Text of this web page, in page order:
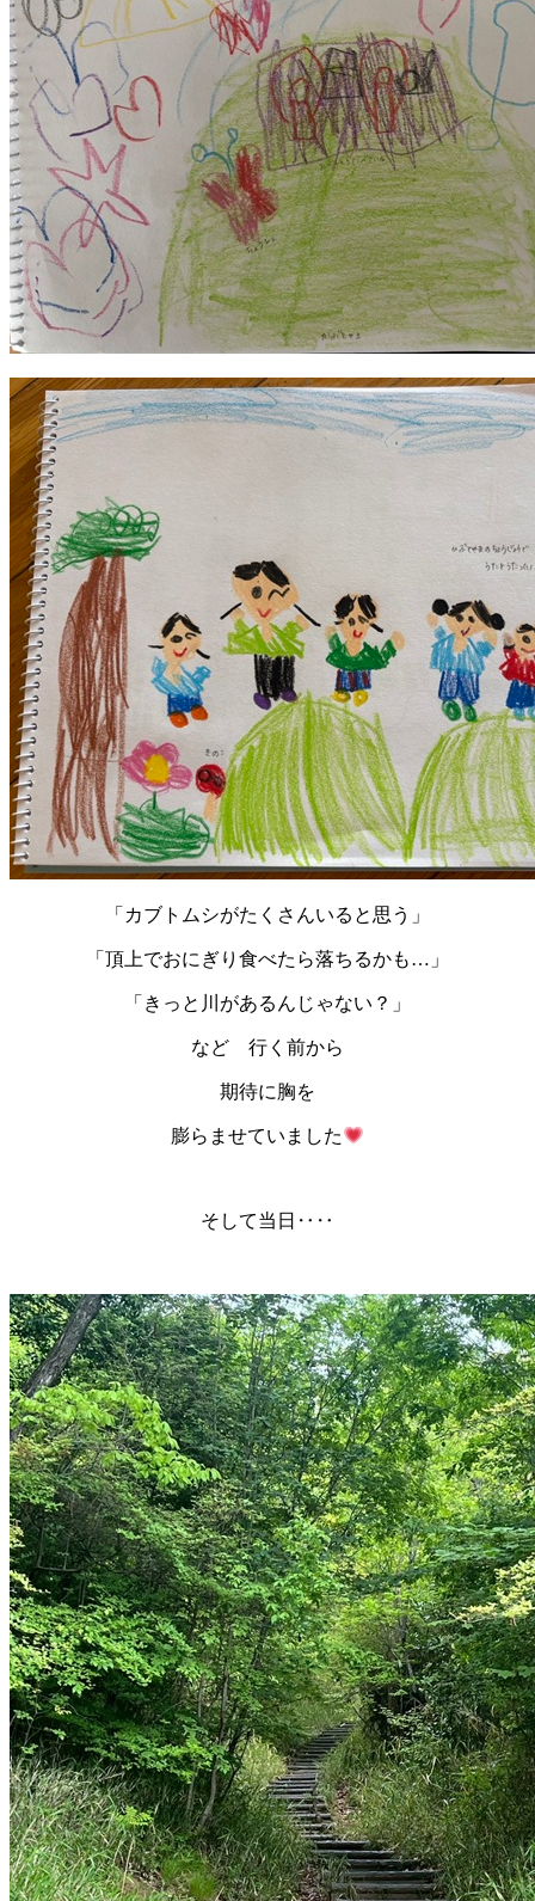
「カブトムシがたくさんいると思う」
「頂上でおにぎり食べたら落ちるかも…」
「きっと川があるんじゃない？」
など 行く前から
期待に胸を
膨らませていました
そして当日‥‥